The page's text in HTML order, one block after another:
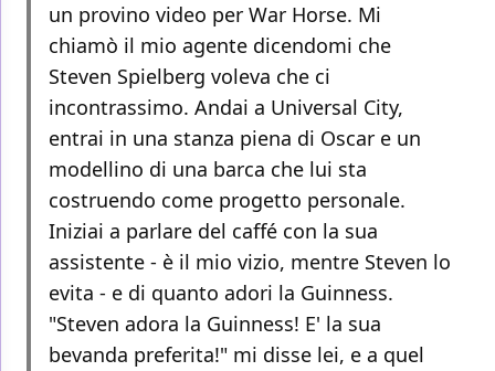
un provino video per War Horse. Mi
chiamò il mio agente dicendomi che
Steven Spielberg voleva che ci
incontrassimo. Andai a Universal City,
entrai in una stanza piena di Oscar e un
modellino di una barca che lui sta
costruendo come progetto personale.
Iniziai a parlare del caffé con la sua
assistente - è il mio vizio, mentre Steven lo
evita - e di quanto adori la Guinness.
"Steven adora la Guinness! E' la sua
bevanda preferita!" mi disse lei, e a quel